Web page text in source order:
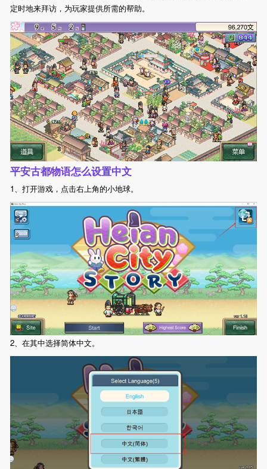
定时地来拜访，为玩家提供所需的帮助。
平安古都物语怎么设置中文
1、打开游戏，点击右上角的小地球。
2、在其中选择简体中文。